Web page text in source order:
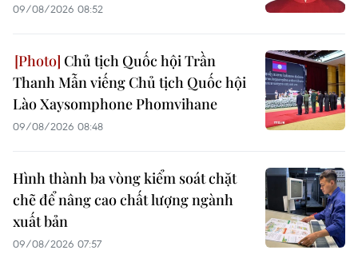
09/08/2026 08:52
Chủ tịch Quốc hội Trần
Thanh Mẫn viếng Chủ tịch Quốc hội
Lào Xaysomphone Phomvihane
09/08/2026 08:48
Hình thành ba vòng kiểm soát chặt
chẽ để nâng cao chất lượng ngành
xuất bản
09/08/2026 07:57